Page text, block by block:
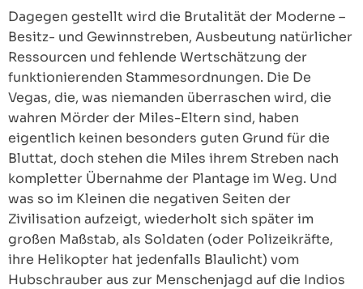
Dagegen gestellt wird die Brutalität der Moderne –
Besitz- und Gewinnstreben, Ausbeutung natürlicher
Ressourcen und fehlende Wertschätzung der
funktionierenden Stammesordnungen. Die De
Vegas, die, was niemanden überraschen wird, die
wahren Mörder der Miles-Eltern sind, haben
eigentlich keinen besonders guten Grund für die
Bluttat, doch stehen die Miles ihrem Streben nach
kompletter Übernahme der Plantage im Weg. Und
was so im Kleinen die negativen Seiten der
Zivilisation aufzeigt, wiederholt sich später im
großen Maßstab, als Soldaten (oder Polizeikräfte,
ihre Helikopter hat jedenfalls Blaulicht) vom
Hubschrauber aus zur Menschenjagd auf die Indios